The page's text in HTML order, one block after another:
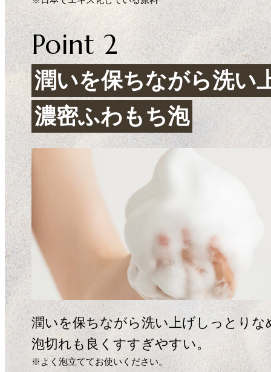
Point 2
潤いを保ちながら洗い
濃密ふわもち泡
潤いを保ちながら洗い上げしっとりな
泡切れも良くすすぎやすい。
※よく泡立ててお使いください。